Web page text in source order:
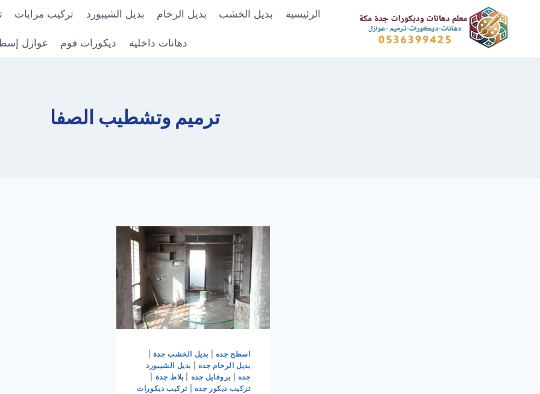
المحتوى
الرئيسية بديل الخشب بديل الرخام بديل الشيبورد تركيب مرايات
دهانات داخلية ديكورات فوم عوازل
ترميم وتشطيب الصفا
اسطح جده بديل الخشب جدة
بديل الرخام جده
بديل الشيبورد
جده
بروفايل جده بلاط جدة
تركيب ديكور جده |تركيب ديكورات